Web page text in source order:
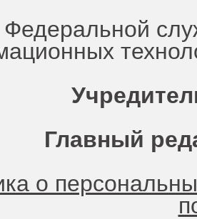
Главный
о